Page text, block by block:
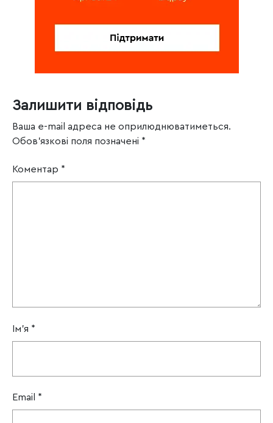
Залишити відповідь
Ваша e-mail адреса не оприлюднюватиметься.
Обов’язкові поля позначені *
Коментар *
Ім'я *
Email *